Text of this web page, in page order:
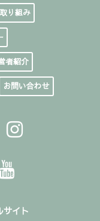
り組み
者紹介
お問い合わせ
サイト